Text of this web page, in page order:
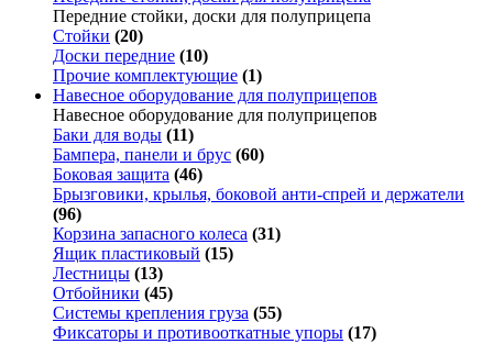
Передние стойки, доски для полуприцепа
Стойки (20)
Доски передние (10)
Прочие комплектующие (1)
Навесное оборудование для полуприцепов
Навесное оборудование для полуприцепов
Баки для воды (11)
Бампера, панели и брус (60)
Боковая защита (46)
Брызговики, крылья, боковой анти-спрей и держатели
(96)
Корзина запасного колеса (31)
Ящик пластиковый (15)
Лестницы (13)
Отбойники (45)
Системы крепления груза (55)
Фиксаторы и противооткатные упоры (17)